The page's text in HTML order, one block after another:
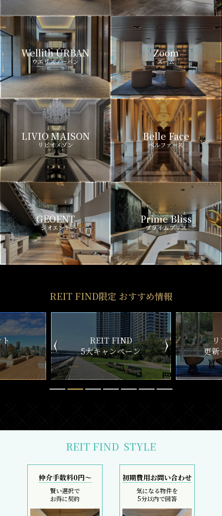
Wellith URBAN
ウエリスアーバン
Zoom
ズーム
LIVIO MAISON
リビオメゾン
Belle Face
ベルファース
GEOENT
ジオエント
Prime Bliss
プライムブリス
REIT FIND限定 おすすめ情報
ン
リアルタイム
更新一覧チェック
新
REIT FIND STYLE
仲介手数料0円～
賢い選択で
お得に契約
初期費用お問い合わせ
気になる物件を
5分以内で回答